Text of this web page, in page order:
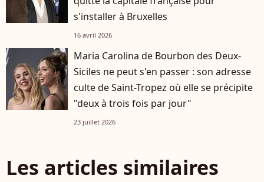
s'installer à Bruxelles
16 avril 2026
Maria Carolina de Bourbon des Deux-
Siciles ne peut s'en passer : son adresse
culte de Saint-Tropez où elle se précipite
"deux à trois fois par jour"
23 juillet 2026
Les articles similaires